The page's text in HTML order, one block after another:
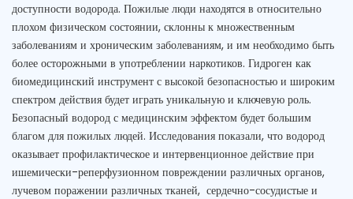
доступности водорода. Пожилые люди находятся в относительно
плохом физическом состоянии, склонны к множественным
заболеваниям и хроническим заболеваниям, и им необходимо быть
более осторожными в употреблении наркотиков. Гидроген как
биомедицинский инструмент с высокой безопасностью и широким
спектром действия будет играть уникальную и ключевую роль.
Безопасный водород с медицинским эффектом будет большим
благом для пожилых людей. Исследования показали, что водород
оказывает профилактическое и интервенционное действие при
ишемически-реперфузионном повреждении различных органов,
лучевом поражении различных тканей, сердечно-сосудистые и